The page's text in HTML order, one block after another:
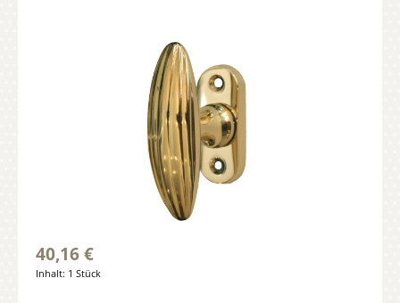
40,16 €
Inhalt: 1 Stück